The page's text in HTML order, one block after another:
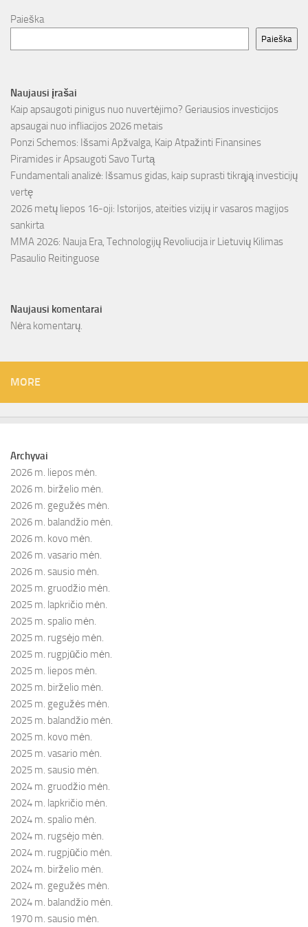
Paieška
Paieška
Naujausi įrašai
Kaip apsaugoti pinigus nuo nuvertėjimo? Geriausios investicijos
apsaugai nuo infliacijos 2026 metais
Ponzi Schemos: Išsami Apžvalga, Kaip Atpažinti Finansines
Piramides ir Apsaugoti Savo Turtą
Fundamentali analizė: Išsamus gidas, kaip suprasti tikrąją investicijų
vertę
2026 metų liepos 16-oji: Istorijos, ateities vizijų ir vasaros magijos
sankirta
MMA 2026: Nauja Era, Technologijų Revoliucija ir Lietuvių Kilimas
Pasaulio Reitinguose
Naujausi komentarai
Nėra komentarų.
MORE
Archyvai
2026 m. liepos mėn.
2026 m. birželio mėn.
2026 m. gegužės mėn.
2026 m. balandžio mėn.
2026 m. kovo mėn.
2026 m. vasario mėn.
2026 m. sausio mėn.
2025 m. gruodžio mėn.
2025 m. lapkričio mėn.
2025 m. spalio mėn.
2025 m. rugsėjo mėn.
2025 m. rugpjūčio mėn.
2025 m. liepos mėn.
2025 m. birželio mėn.
2025 m. gegužės mėn.
2025 m. balandžio mėn.
2025 m. kovo mėn.
2025 m. vasario mėn.
2025 m. sausio mėn.
2024 m. gruodžio mėn.
2024 m. lapkričio mėn.
2024 m. spalio mėn.
2024 m. rugsėjo mėn.
2024 m. rugpjūčio mėn.
2024 m. birželio mėn.
2024 m. gegužės mėn.
2024 m. balandžio mėn.
1970 m. sausio mėn.